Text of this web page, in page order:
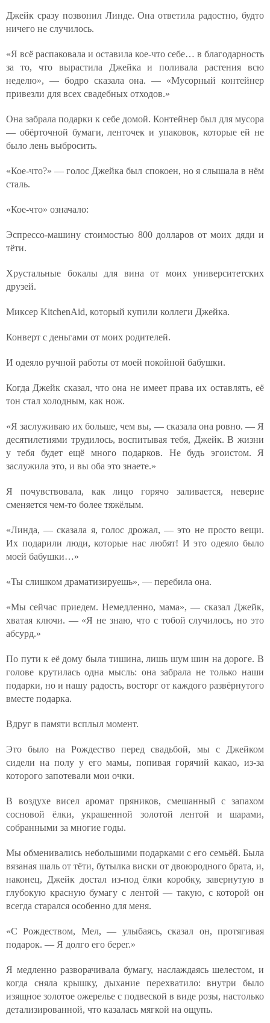
Джейк сразу позвонил Линде. Она ответила радостно, будто
ничего не случилось.
«Я всё распаковала и оставила кое-что себе… в благодарность
за то, что вырастила Джейка и поливала растения всю
неделю», — бодро сказала она. — «Мусорный контейнер
привезли для всех свадебных отходов.»
Она забрала подарки к себе домой. Контейнер был для мусора
— обёрточной бумаги, ленточек и упаковок, которые ей не
было лень выбросить.
«Кое-что?» — голос Джейка был спокоен, но я слышала в нём
сталь.
«Кое-что» означало:
Эспрессо-машину стоимостью 800 долларов от моих дяди и
тёти.
Хрустальные бокалы для вина от моих университетских
друзей.
Миксер KitchenAid, который купили коллеги Джейка.
Конверт с деньгами от моих родителей.
И одеяло ручной работы от моей покойной бабушки.
Когда Джейк сказал, что она не имеет права их оставлять, её
тон стал холодным, как нож.
«Я заслуживаю их больше, чем вы, — сказала она ровно. — Я
десятилетиями трудилось, воспитывая тебя, Джейк. В жизни
у тебя будет ещё много подарков. Не будь эгоистом. Я
заслужила это, и вы оба это знаете.»
Я почувствовала, как лицо горячо заливается, неверие
сменяется чем-то более тяжёлым.
«Линда, — сказала я, голос дрожал, — это не просто вещи.
Их подарили люди, которые нас любят! И это одеяло было
моей бабушки…»
«Ты слишком драматизируешь», — перебила она.
«Мы сейчас приедем. Немедленно, мама», — сказал Джейк,
хватая ключи. — «Я не знаю, что с тобой случилось, но это
абсурд.»
По пути к её дому была тишина, лишь шум шин на дороге. В
голове крутилась одна мысль: она забрала не только наши
подарки, но и нашу радость, восторг от каждого развёрнутого
вместе подарка.
Вдруг в памяти всплыл момент.
Это было на Рождество перед свадьбой, мы с Джейком
сидели на полу у его мамы, попивая горячий какао, из-за
которого запотевали мои очки.
В воздухе висел аромат пряников, смешанный с запахом
сосновой ёлки, украшенной золотой лентой и шарами,
собранными за многие годы.
Мы обменивались небольшими подарками с его семьёй. Была
вязаная шаль от тёти, бутылка виски от двоюродного брата, и,
наконец, Джейк достал из-под ёлки коробку, завернутую в
глубокую красную бумагу с лентой — такую, с которой он
всегда старался особенно для меня.
«С Рождеством, Мел, — улыбаясь, сказал он, протягивая
подарок. — Я долго его берег.»
Я медленно разворачивала бумагу, наслаждаясь шелестом, и
когда сняла крышку, дыхание перехватило: внутри было
изящное золотое ожерелье с подвеской в виде розы, настолько
детализированной, что казалась мягкой на ощупь.